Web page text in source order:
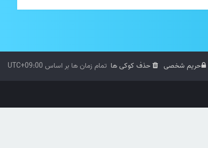
تمام زمان ها بر اساس UTC+09:00 حذف کوکی ها حریم شخصی